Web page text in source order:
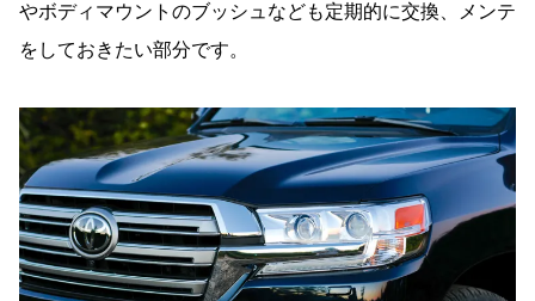
やボディマウントのブッシュなども定期的に交換、メンテ
をしておきたい部分です。